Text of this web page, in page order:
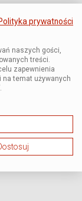
prywatności
naszych gości,
treści.
zapewnienia
na temat używanych